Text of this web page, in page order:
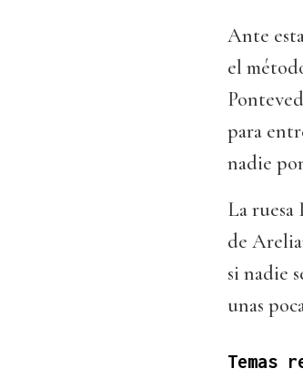
Ante
el
para
nadie
La
de
si nadie
unas
Temas